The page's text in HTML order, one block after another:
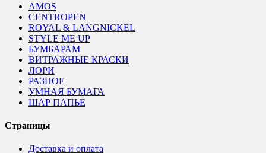
AMOS
CENTROPEN
ROYAL & LANGNICKEL
STYLE ME UP
БУМБАРАМ
ВИТРАЖНЫЕ КРАСКИ
ЛОРИ
РАЗНОЕ
УМНАЯ БУМАГА
ШАР ПАПЬЕ
Страницы
Доставка и оплата